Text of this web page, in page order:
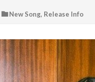
New Song, Release Info